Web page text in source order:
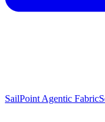
SailPoint Agentic Fabric